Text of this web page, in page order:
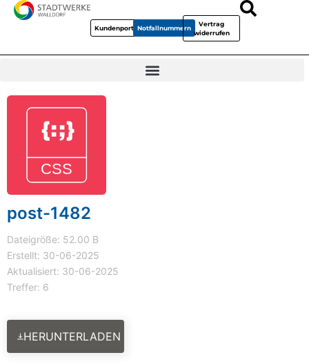
KundenportalNotfallnummern
Vertrag
widerrufen
post-1482
Dateigröße: 52.00 B
Erstellt: 30-06-2025
Aktualisiert: 30-06-2025
Treffer: 6
HERUNTERLADEN